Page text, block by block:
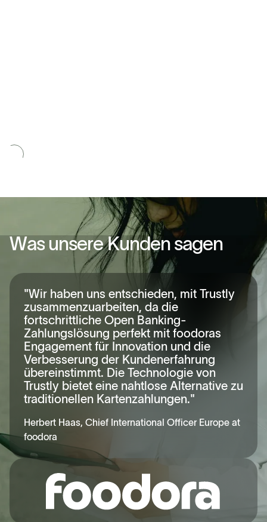
Was unsereKunden sagen
"Wir haben uns entschieden, mit Trustly
zusammenzuarbeiten, da die
fortschrittliche Open Banking-
Zahlungslösung perfekt mit foodoras
Engagement für Innovation und die
Verbesserung der Kundenerfahrung
übereinstimmt. Die Technologie von
Trustly bietet eine nahtlose Alternative zu
traditionellen Kartenzahlungen."
Herbert Haas, Chief International Officer Europe at
foodora